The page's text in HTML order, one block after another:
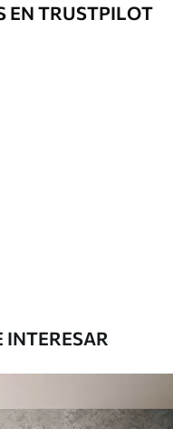
altura: aplicación sin
EN TRUSTPILOT
INTERESAR